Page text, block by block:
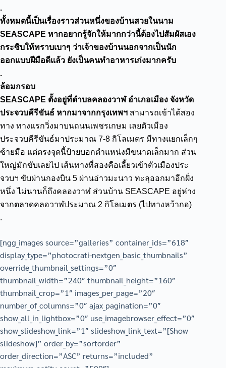
.
ทั้งหมดนี้เป็นเรื่องราวส่วนหนึ่งของบ้านสวยในนาม
SEASCAPE หากอยากรู้จักให้มากกว่านี้ต้องไปสัมผัสเอง
กระซิบให้ทราบเบาๆ ว่าเจ้าของบ้านนอกจากเป็นนัก
ออกแบบฝีมือดีแล้ว ยังเป็นคนทำอาหารเก่งมากครับ
.
ล้อมกรอบ
SEASCAPE ตั้งอยู่ที่ตำบลคลองวาฬ อำเภอเมือง จังหวัด
ประจวบคีรีขันธ์ หากมาจากกรุงเทพฯ สามารถเข้าได้สอง
ทาง ทางแรกวิ่งมาบนถนนเพชรเกษม เลยตัวเมือง
ประจวบคีรีขันธ์มาประมาณ 7-8 กิโลเมตร มีทางแยกเล็กๆ
ซ้ายมือ แต่ตรงจุดนี้ป้ายบอกตำแหน่งมีขนาดเล็กมาก ส่วน
ใหญ่มักขับเลยไป เส้นทางที่สองคือเลี้ยวเข้าตัวเมืองประ
จวบฯ ขับผ่านกองบิน 5 ผ่านอ่าวมะนาว ทะลุออกมาอีกฝั่ง
หนึ่ง ไม่นานก็ถึงคลองวาฬ ส่วนบ้าน SEASCAPE อยู่ห่าง
จากตลาดคลอวาฬประมาณ 2 กิโลเมตร (ไปทางหว้ากอ)
.
[ngg_images source=”galleries” container_ids=”618″
display_type=”photocrati-nextgen_basic_thumbnails”
override_thumbnail_settings=”0″
thumbnail_width=”240″ thumbnail_height=”160″
thumbnail_crop=”1″ images_per_page=”20″
number_of_columns=”0″ ajax_pagination=”0″
show_all_in_lightbox=”0″ use_imagebrowser_effect=”0″
show_slideshow_link=”1″ slideshow_link_text=”[Show
slideshow]” order_by=”sortorder”
order_direction=”ASC” returns=”included”